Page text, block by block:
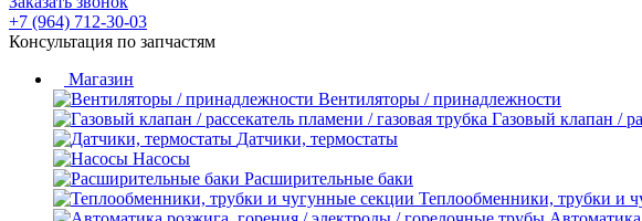
+7 (964) 712-30-03
Консультация по запчастям
Магазин
Вентиляторы / принадлежности
Газовый клапан /
Датчики, термостаты
Насосы
Расширительные баки
Теплообменники, трубки и